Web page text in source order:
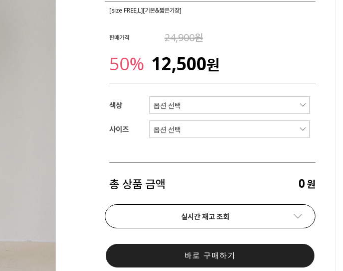
[size FREE,L][기본&짧은기장]
판매가격 24,900원
50% 12,500원
색상
사이즈
총 상품 금액 0원
실시간 재고 조회
바로 구매하기